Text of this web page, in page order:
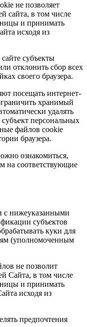
не позволяет
сайта, в том числе
и принимать
исходя из
субъекты
отклонить сбор всех
своего браузера.
посещать интернет-
хранимый
удалять
персональных
файлов cookie
браузера.
ознакомиться,
на соответствующие
с нижеуказанными
субъектов
куки для
(уполномоченным
не позволит
Сайта, в том числе
и принимать
исходя из
предпочтения